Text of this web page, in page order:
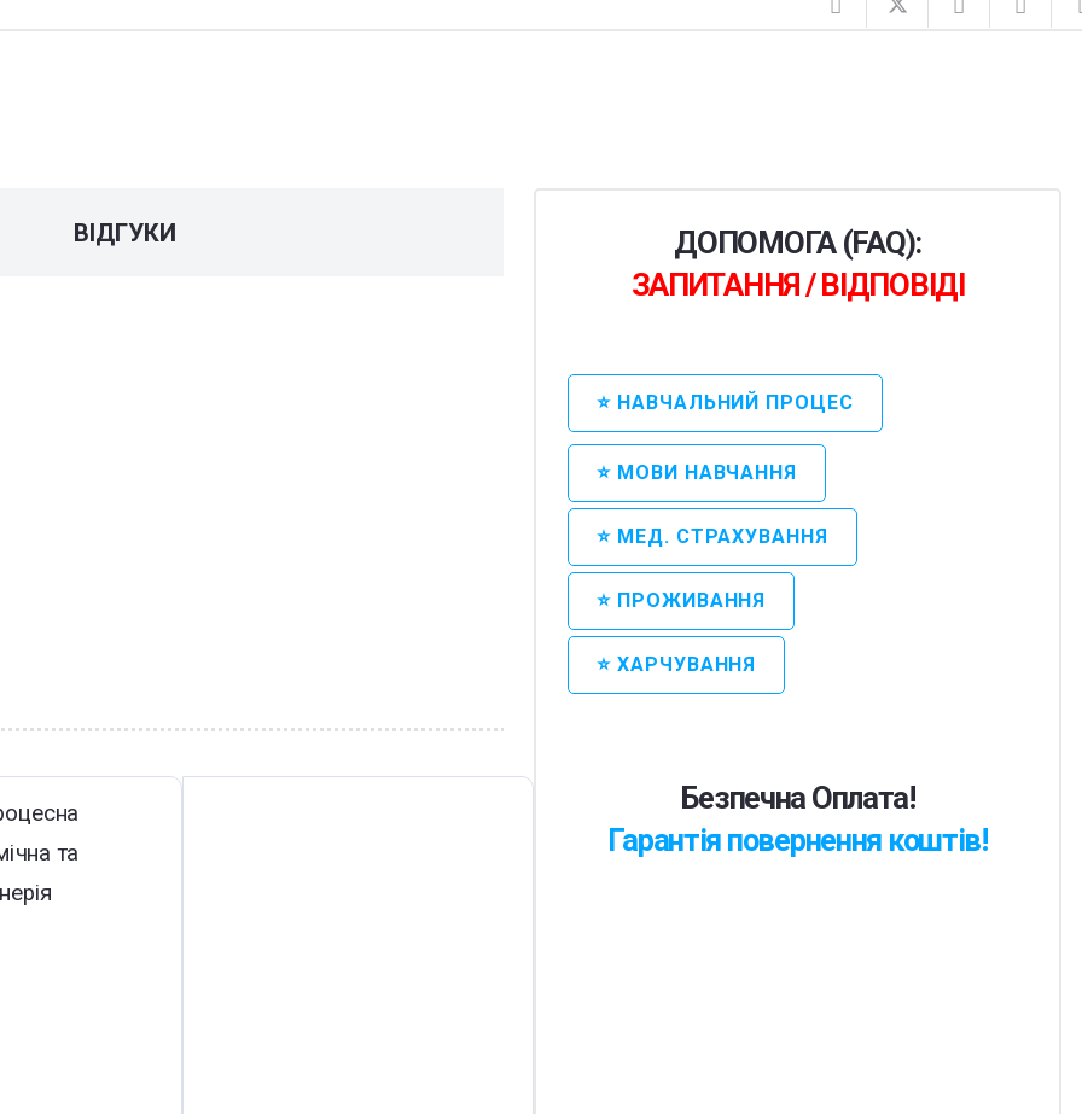
ВІДГУКИ
ДОПОМОГА (FAQ):
ЗАПИТАННЯ / ВІДПОВІДІ
⭐ НАВЧАЛЬНИЙ ПРОЦЕС
⭐ МОВИ НАВЧАННЯ
⭐ МЕД. СТРАХУВАННЯ
⭐ ПРОЖИВАННЯ
⭐ ХАРЧУВАННЯ
Безпечна Оплата!
Гарантія повернення коштів!